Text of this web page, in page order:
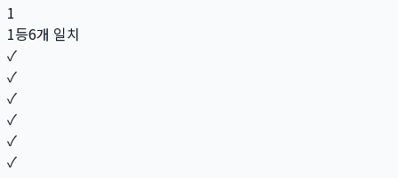
1
1등6개 일치
✓
✓
✓
✓
✓
✓